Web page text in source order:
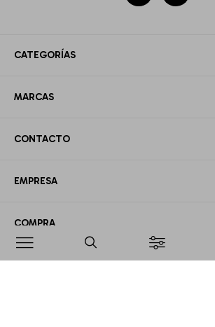

CATEGORÍAS
MARCAS
CONTACTO
EMPRESA
COMPRA